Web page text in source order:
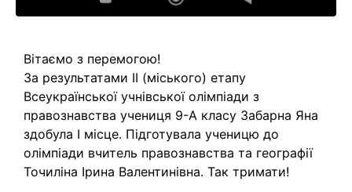
Вітаємо з перемогою!
За результатами ІІ (міського) етапу
Всеукраїнської учнівської олімпіади з
правознавства учениця 9-А класу Забарна Яна
здобула І місце. Підготувала ученицю до
олімпіади вчитель правознавства та географії
Точиліна Ірина Валентинівна. Так тримати!